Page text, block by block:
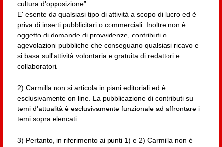
cultura d'opposizione”.
E' esente da qualsiasi tipo di attività a scopo di lucro ed è
priva di inserti pubblicitari o commerciali. Inoltre non è
oggetto di domande di provvidenze, contributi o
agevolazioni pubbliche che conseguano qualsiasi ricavo e
si basa sull'attività volontaria e gratuita di redattori e
collaboratori.
2) Carmilla non si articola in piani editoriali ed è
esclusivamente on line. La pubblicazione di contributi su
temi d'attualità è esclusivamente funzionale ad affrontare i
temi sopra elencati.
3) Pertanto, in riferimento ai punti 1) e 2) Carmilla non è